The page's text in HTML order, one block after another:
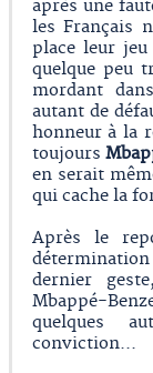
après une
les Français
place leur
quelque peu
mordant
autant de
honneur à la
toujours
en serait
qui cache la
Après le
dernier
Mbappé-
quelques
conviction...